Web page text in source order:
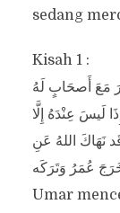
sedang
Kisah 1 :
لَيسَ عِنْدَهُ إِلَّا
نَهَاكَ اللهُ عَنِ
عُمَرُ وَتَرَكَه
Umar